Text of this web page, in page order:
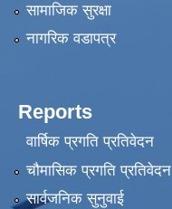
सामाजिक सुरक्षा
नागरिक वडापत्र
Reports
वार्षिक प्रगति प्रतिवेदन
चौमासिक प्रगति प्रतिवेदन
सार्वजनिक सुनुवाई